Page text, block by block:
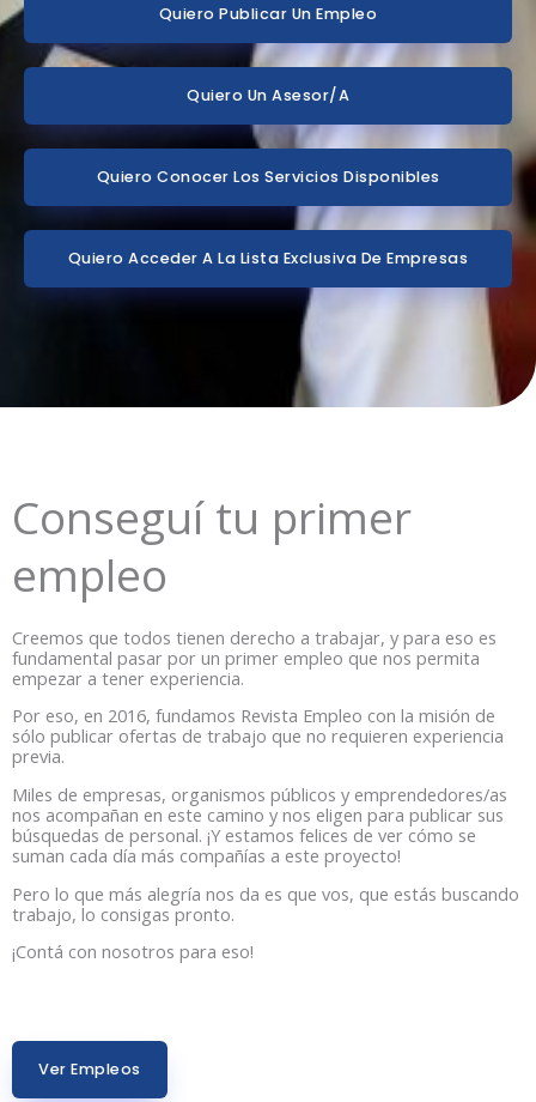
Quiero Publicar Un Empleo
Quiero Un Asesor/a
Quiero Conocer Los Servicios Disponibles
Quiero Acceder A La Lista Exclusiva De Empresas
Conseguí tu primer
empleo
Creemos que todos tienen derecho a trabajar, y para eso es
fundamental pasar por un primer empleo que nos permita
empezar a tener experiencia.
Por eso, en 2016, fundamos Revista Empleo con la misión de
sólo publicar ofertas de trabajo que no requieren experiencia
previa.
Miles de empresas, organismos públicos y emprendedores/as
nos acompañan en este camino y nos eligen para publicar sus
búsquedas de personal. ¡Y estamos felices de ver cómo se
suman cada día más compañías a este proyecto!
Pero lo que más alegría nos da es que vos, que estás buscando
trabajo, lo consigas pronto.
¡Contá con nosotros para eso!
Ver Empleos